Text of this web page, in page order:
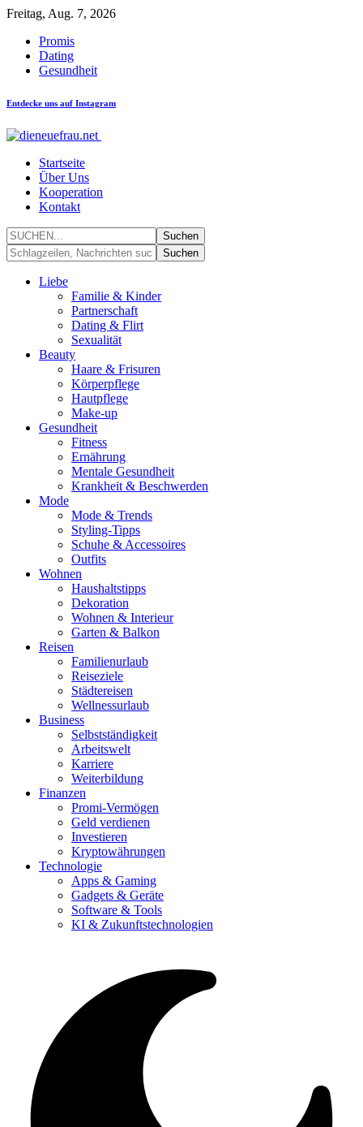
Freitag, Aug. 7, 2026
Promis
Dating
Gesundheit
Entdecke uns auf Instagram
Startseite
Über Uns
Kooperation
Kontakt
Liebe
Familie & Kinder
Partnerschaft
Dating & Flirt
Sexualität
Beauty
Haare & Frisuren
Körperpflege
Hautpflege
Make-up
Gesundheit
Fitness
Ernährung
Mentale Gesundheit
Krankheit & Beschwerden
Mode
Mode & Trends
Styling-Tipps
Schuhe & Accessoires
Outfits
Wohnen
Haushaltstipps
Dekoration
Wohnen & Interieur
Garten & Balkon
Reisen
Familienurlaub
Reiseziele
Städtereisen
Wellnessurlaub
Business
Selbstständigkeit
Arbeitswelt
Karriere
Weiterbildung
Finanzen
Promi-Vermögen
Geld verdienen
Investieren
Kryptowährungen
Technologie
Apps & Gaming
Gadgets & Geräte
Software & Tools
KI & Zukunftstechnologien